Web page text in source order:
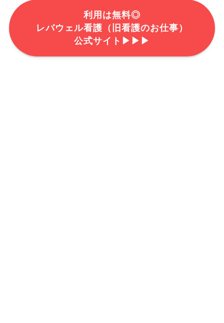
利用は無料◎
レバウェル看護 （旧 看護のお仕事）
公式サイト ▶▶▶